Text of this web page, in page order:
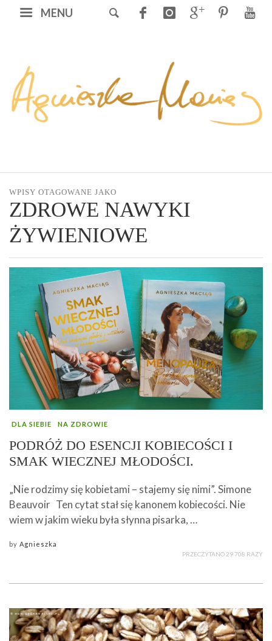
MENU
WPISY OTAGOWANE JAKO
ZDROWE NAWYKI
ŻYWIENIOWE
DLA SIEBIE NA ZDROWIE
PODRÓŻ DO ESENCJI KOBIECOŚCI I
SMAK WIECZNEJ MŁODOŚCI.
„Nie rodzimy się kobietami – stajemy się nimi”. Simone
Beauvoir Ten cytat stał się kanonem kobiecości. Nie
wiem w jakim wieku była słynna pisarka, …
by Agnieszka
PRZECZYTANO 29 708 RAZY